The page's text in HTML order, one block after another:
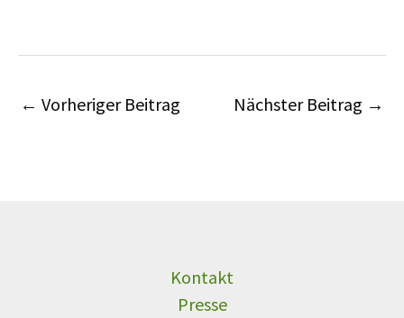
← Vorheriger Beitrag Nächster Beitrag →
Kontakt
Presse